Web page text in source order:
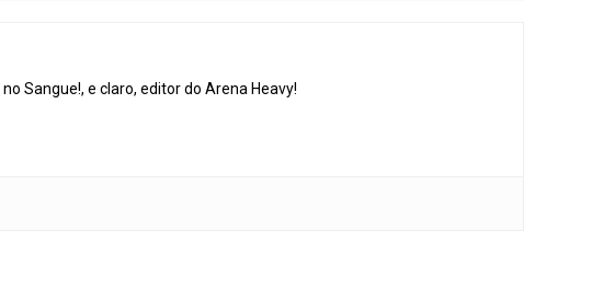
Sangue!, e claro, editor do Arena Heavy!